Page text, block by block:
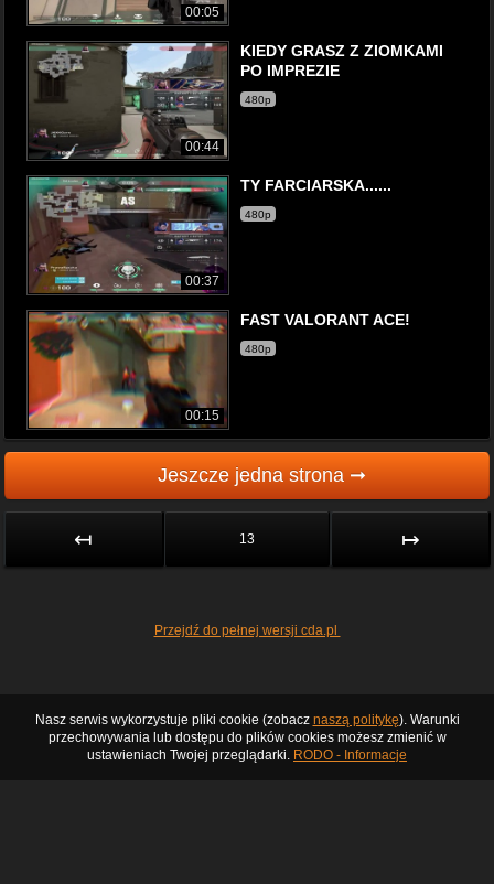
00:05
00:44
KIEDY GRASZ Z ZIOMKAMI
PO IMPREZIE
480p
00:37
TY FARCIARSKA......
480p
00:15
FAST VALORANT ACE!
480p
Jeszcze jedna strona ➞
↤ 13 ↦
Przejdź do pełnej wersji cda.pl
Nasz serwis wykorzystuje pliki cookie (zobacz naszą politykę). Warunki
przechowywania lub dostępu do plików cookies możesz zmienić w
ustawieniach Twojej przeglądarki. RODO - Informacje